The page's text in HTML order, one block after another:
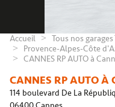
Accueil
Tous nos garages
Provence-Alpes-Côte
CANNES RP AUTO à
CANNES RP AUTO À
114 boulevard De La